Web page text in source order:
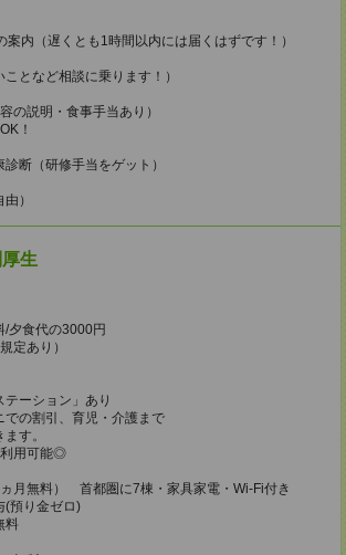
案内（遅くとも1時間以内には届くはずです！）
となど相談に乗ります！）
の説明・食事手当あり）
OK！
断（研修手当をゲット）
）
生
/夕食代の3000円
定あり）
テーション」あり
での割引、育児・介護まで
す。
利用可能◎
月無料） 首都圏に7棟・家具家電・Wi-Fi付き
(預り金ゼロ)
料